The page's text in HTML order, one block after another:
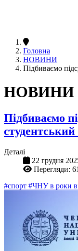
Головна
НОВИНИ
Підбиваємо
НОВИНИ
Підбиваємо
Деталі
22 грудня
Перегляди:
#спорт #ЧНУ в роки